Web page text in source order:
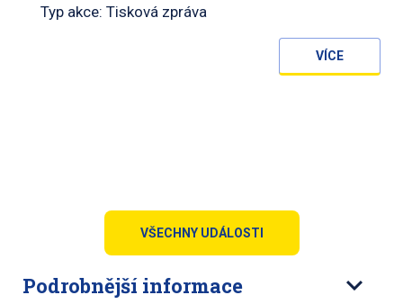
Typ akce: Tisková zpráva
VÍCE
VŠECHNY UDÁLOSTI
Podrobnější informace